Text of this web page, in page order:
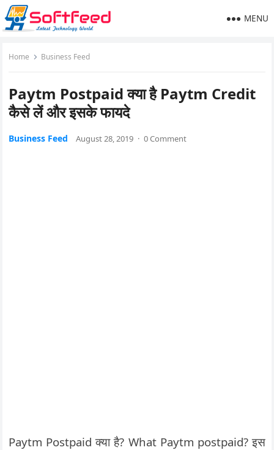
MENU
Home Business Feed
Paytm Postpaid क्या है Paytm Credit
कैसे लें और इसके फायदे
Business Feed August 28, 2019 · 0 Comment
Paytm Postpaid क्या है? What Paytm postpaid? इस